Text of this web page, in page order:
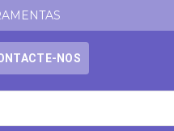
NOS